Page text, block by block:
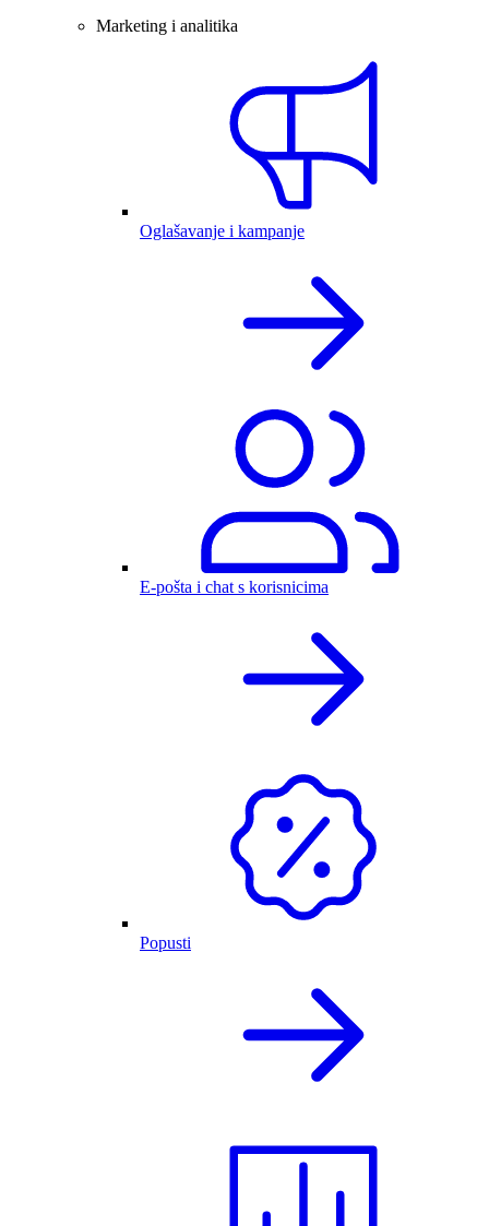
Marketing i analitika
Oglašavanje i kampanje
E-pošta i chat s korisnicima
Popusti